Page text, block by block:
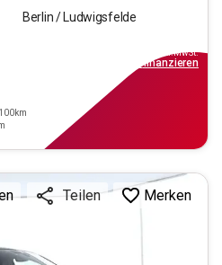
Berlin / Ludwigsfelde
inkl.MwSt.
finanzieren
Teilen Merken